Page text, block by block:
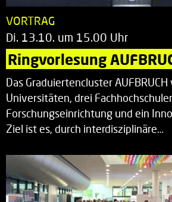
VORTRAG
Di. 13.10. um 15.00 Uhr
Ringvorlesung
Das Graduiertencluster
Universitäten, drei
Forschungseinrichtung und ein
Ziel ist es, durch interdisziplinäre…